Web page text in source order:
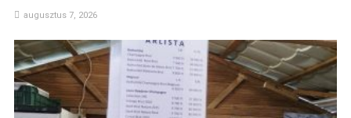
augusztus 7, 2026